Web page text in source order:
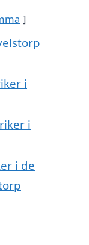
i
i
i de